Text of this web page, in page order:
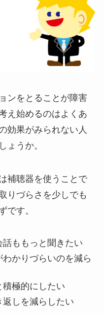
ンをとることが障害
え始めるのはよくあ
効果がみられない人
ょうか。
補聴器を使うことで
りづらさを少しでも
です。
ももっと聞きたい
かりづらいのを減ら
極的にしたい
しを減らしたい